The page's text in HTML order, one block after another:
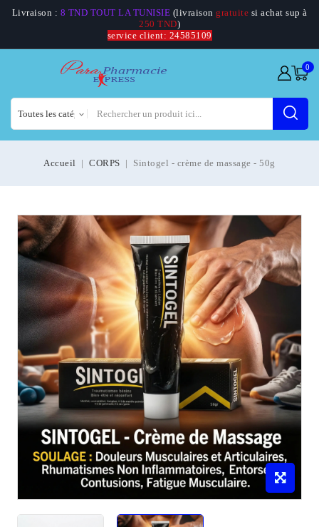
Livraison : 8 TND TOUT LA TUNISIE (livraison gratuite si achat sup à
250 TND)
service client: 24585109
0
Accueil CORPS Sintogel - crème de massage - 50g